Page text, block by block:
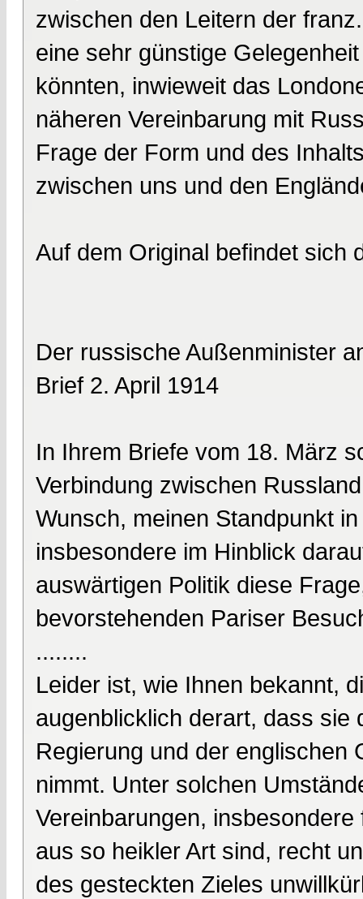
zwischen den Leitern der
eine sehr günstige
könnten, inwieweit das
näheren Vereinbarung mit
Frage der Form und des
zwischen uns und den
Auf dem Original befindet sich
Der russische Außenminister
Brief 2. April 1914
In Ihrem Briefe vom 18. März
Verbindung zwischen
Wunsch, meinen Standpunkt
insbesondere im Hinblick
auswärtigen Politik diese
bevorstehenden Pariser
........
Leider ist, wie Ihnen bekannt,
augenblicklich derart, dass sie
Regierung und der englischen
nimmt. Unter solchen
Vereinbarungen,
aus so heikler Art sind, recht
des gesteckten Zieles